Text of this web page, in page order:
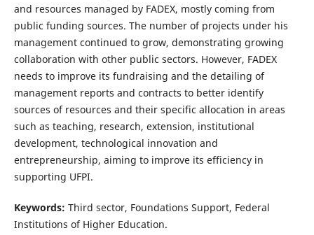
and resources managed by FADEX, mostly coming from
public funding sources. The number of projects under his
management continued to grow, demonstrating growing
collaboration with other public sectors. However, FADEX
needs to improve its fundraising and the detailing of
management reports and contracts to better identify
sources of resources and their specific allocation in areas
such as teaching, research, extension, institutional
development, technological innovation and
entrepreneurship, aiming to improve its efficiency in
supporting UFPI.
Keywords: Third sector, Foundations Support, Federal
Institutions of Higher Education.